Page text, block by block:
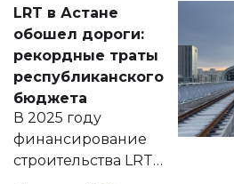
документ
появился в базе
нормативных
правовых актов и
на сайте маслихат
города.
LRT в Астане
обошел дороги:
рекордные траты
республиканского
бюджета
В 2025 году
финансирование
строительства LRT